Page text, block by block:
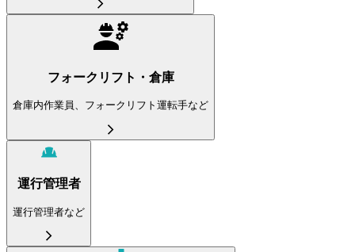
フォークリフト・倉庫
倉庫内作業員、フォークリフト運転手など
運行管理者
運行管理者など